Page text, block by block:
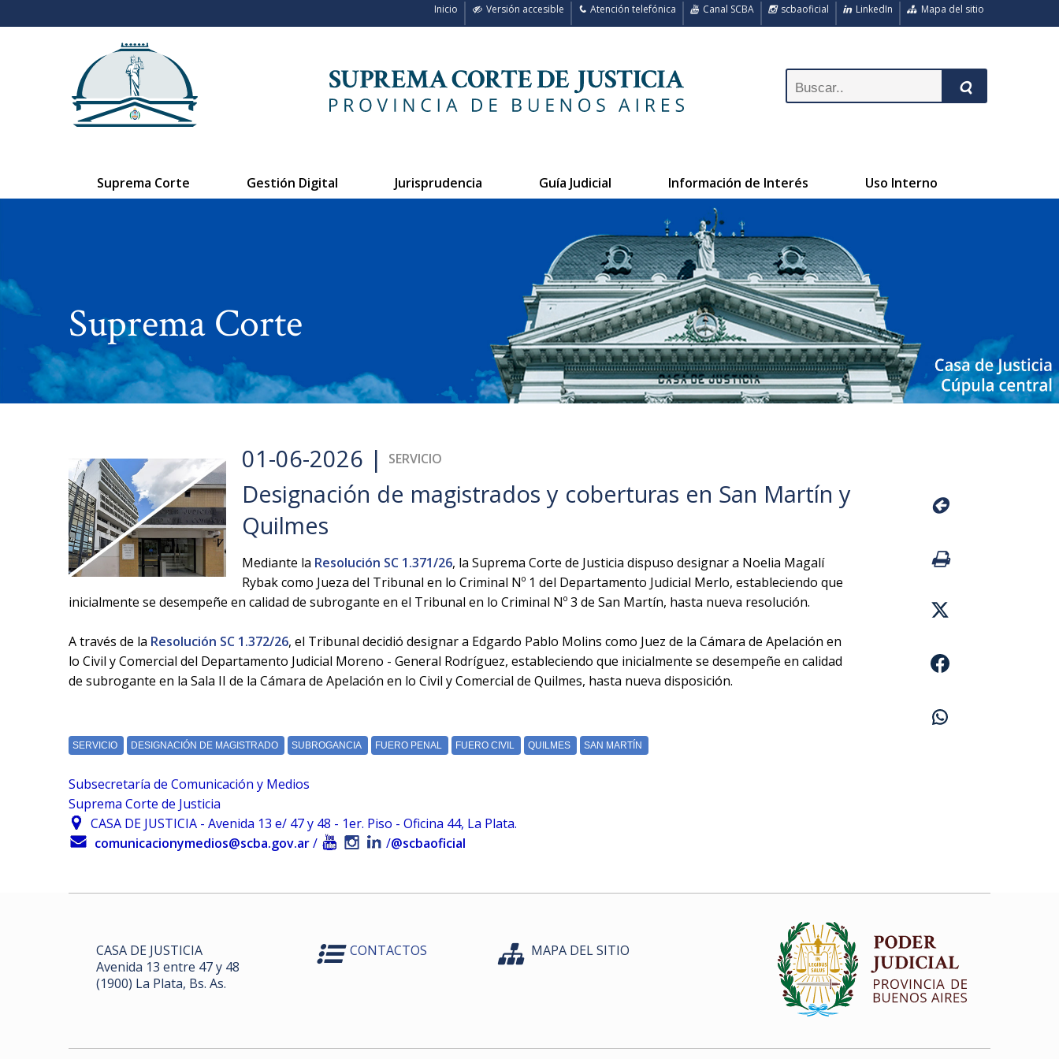
Mapa del sitio
LinkedIn
scbaoficial
Canal SCBA
Atención telefónica
Versión accesible
Inicio
Suprema Corte Gestión Digital Jurisprudencia Guía Judicial Información de Interés Uso Interno
Suprema Corte
01-06-2026 | SERVICIO
Designación de magistrados y coberturas en San Martín y
Quilmes
Mediante la Resolución SC 1.371/26, la Suprema Corte de Justicia dispuso designar a Noelia Magalí
Rybak como Jueza del Tribunal en lo Criminal Nº 1 del Departamento Judicial Merlo, estableciendo que
inicialmente se desempeñe en calidad de subrogante en el Tribunal en lo Criminal Nº 3 de San Martín, hasta nueva resolución.
A través de la Resolución SC 1.372/26, el Tribunal decidió designar a Edgardo Pablo Molins como Juez de la Cámara de Apelación en
lo Civil y Comercial del Departamento Judicial Moreno - General Rodríguez, estableciendo que inicialmente se desempeñe en calidad
de subrogante en la Sala II de la Cámara de Apelación en lo Civil y Comercial de Quilmes, hasta nueva disposición.
Subsecretaría de Comunicación y Medios
Suprema Corte de Justicia
CASA DE JUSTICIA - Avenida 13 e/ 47 y 48 - 1er. Piso - Oficina 44, La Plata.
comunicacionymedios@scba.gov.ar/ /@scbaoficial
CASA DE JUSTICIA
Avenida 13 entre 47 y 48
(1900) La Plata, Bs. As.
CONTACTOS MAPA DEL SITIO